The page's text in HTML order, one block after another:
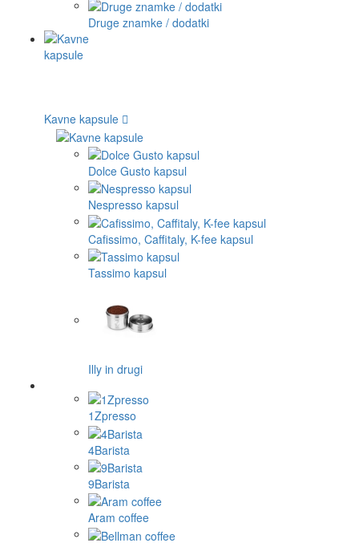
Druge znamke / dodatki
Kavne kapsule
Dolce Gusto kapsul
Nespresso kapsul
Cafissimo, Caffitaly, K-fee kapsul
Tassimo kapsul
Illy in drugi
1Zpresso
4Barista
9Barista
Aram coffee